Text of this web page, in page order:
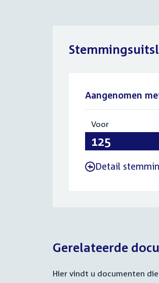
Aangenomen
Voor
125
- Detail
Gerelateerde
Hier vindt u documenten